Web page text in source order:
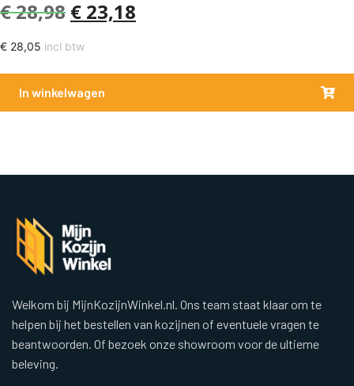
€28,98 € 23,18
€ 28,05 incl btw
In winkelwagen
Welkom bij MijnKozijnWinkel.nl. Ons team staat klaar om te
helpen bij het bestellen van kozijnen of eventuele vragen te
beantwoorden. Of bezoek onze showroom voor de ultieme
beleving.